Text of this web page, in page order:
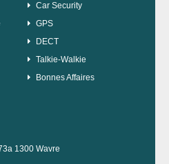
Car Security
GPS
DECT
Talkie-Walkie
Bonnes Affaires
1300 Wavre